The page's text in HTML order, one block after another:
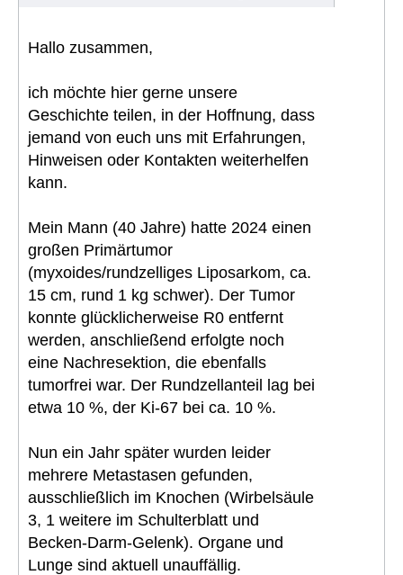
Hallo zusammen,
ich möchte hier gerne unsere
Geschichte teilen, in der Hoffnung, dass
jemand von euch uns mit Erfahrungen,
Hinweisen oder Kontakten weiterhelfen
kann.
Mein Mann (40 Jahre) hatte 2024 einen
großen Primärtumor
(myxoides/rundzelliges Liposarkom, ca.
15 cm, rund 1 kg schwer). Der Tumor
konnte glücklicherweise R0 entfernt
werden, anschließend erfolgte noch
eine Nachresektion, die ebenfalls
tumorfrei war. Der Rundzellanteil lag bei
etwa 10 %, der Ki-67 bei ca. 10 %.
Nun ein Jahr später wurden leider
mehrere Metastasen gefunden,
ausschließlich im Knochen (Wirbelsäule
3, 1 weitere im Schulterblatt und
Becken-Darm-Gelenk). Organe und
Lunge sind aktuell unauffällig.